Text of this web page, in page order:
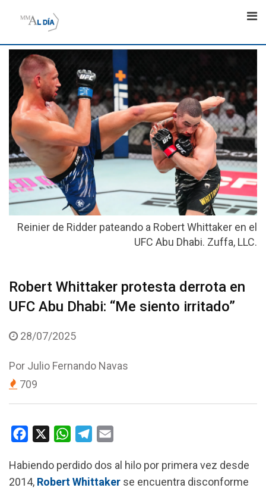
Reinier de Ridder pateando a Robert Whittaker en el
UFC Abu Dhabi. Zuffa, LLC.
Robert Whittaker protesta derrota en
UFC Abu Dhabi: “Me siento irritado”
28/07/2025
Por Julio Fernando Navas
709
c
e
W
a
t
e
a
i
Habiendo perdido dos al hilo por primera vez desde
2014, Robert Whittaker se encuentra disconforme